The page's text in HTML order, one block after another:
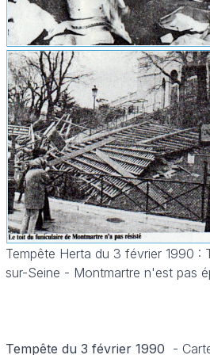
Tempête Herta du 3 février 1990 :
sur-Seine - Montmartre n'est pas
Tempête du 3 février 1990 -